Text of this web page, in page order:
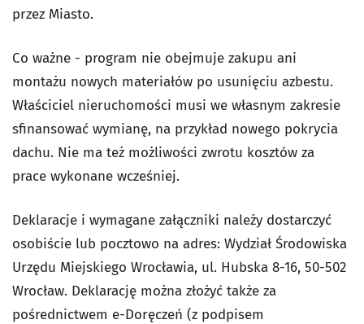
przez Miasto.
Co ważne - program nie obejmuje zakupu ani
montażu nowych materiałów po usunięciu azbestu.
Właściciel nieruchomości musi we własnym zakresie
sfinansować wymianę, na przykład nowego pokrycia
dachu. Nie ma też możliwości zwrotu kosztów za
prace wykonane wcześniej.
Deklaracje i wymagane załączniki należy dostarczyć
osobiście lub pocztowo na adres: Wydział Środowiska
Urzędu Miejskiego Wrocławia, ul. Hubska 8-16, 50-502
Wrocław. Deklarację można złożyć także za
pośrednictwem e-Doręczeń (z podpisem